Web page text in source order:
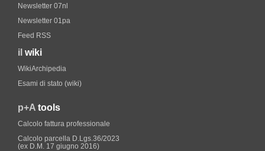
Newsletter 07nl
Newsletter 01pa
Feed RSS
il wiki
WikiArchipedia
Esami di stato (wiki)
p+A tools
Calcolo fattura professionale
Calcolo parcella D.Lgs.36/2023
(ex D.M. 17 giugno 2016)